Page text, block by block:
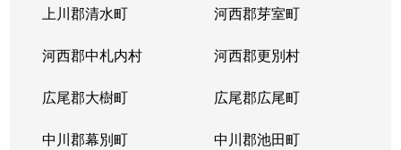
上川郡清水町 河西郡芽室町
河西郡中札内村 河西郡更別村
広尾郡大樹町 広尾郡広尾町
中川郡幕別町 中川郡池田町